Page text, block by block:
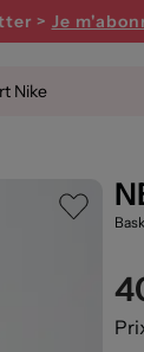
> Je